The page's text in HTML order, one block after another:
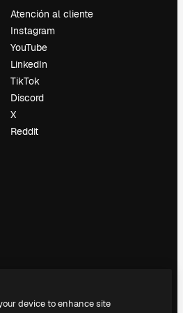
Atención al cliente
Instagram
YouTube
LinkedIn
TikTok
Discord
X
Reddit
device to enhance site